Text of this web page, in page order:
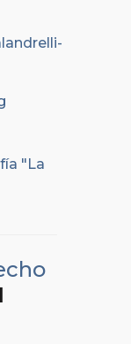
"La